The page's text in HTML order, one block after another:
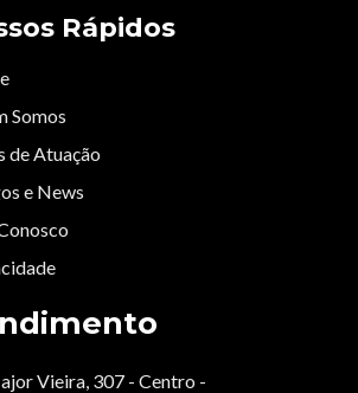
Rápidos
Somos
de Atuação
e News
Vieira, 307 - Centro -